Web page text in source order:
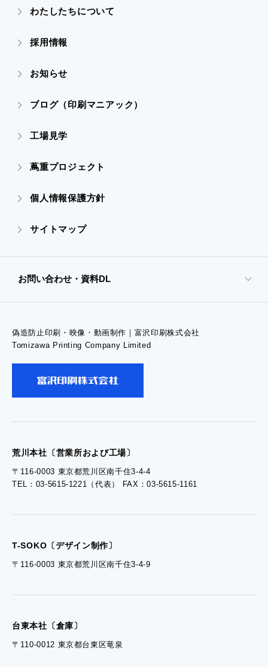
- デザイン
- 販促グッズ
- ごあいさつ
- 会社概要
- CSR活動
- 実績紹介TOP
- ぎぞらーず
- デザイン
わたしたちについて
採用情報
お知らせ
ブログ（印刷マニアック）
工場見学
蔦重プロジェクト
個人情報保護方針
サイトマップ
お問い合わせ・資料DL
- お問い合わせTOP
- お問い合わせ
- 採用お問い合わせ
偽造防止印刷・映像・動画制作｜富沢印刷株式会社
Tomizawa Printing Company Limited
荒川本社〔営業所および工場〕
〒116-0003 東京都荒川区南千住3-4-4
TEL：03-5615-1221（代表） FAX：03-5615-1161
T-SOKO〔デザイン制作〕
〒116-0003 東京都荒川区南千住3-4-9
台東本社〔倉庫〕
〒110-0012 東京都台東区竜泉